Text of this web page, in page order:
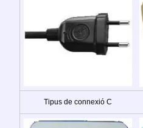
Tipus de connexió C